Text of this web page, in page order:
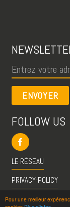
Pour une meilleur
ENVOYER
FOLLOW US
LE RÉSEAU
PRIVACY-POLICY
CGU